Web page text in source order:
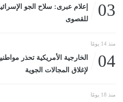
03
إعلام عبرى: سلاح الجو
للقصوى
منذ 14 يومًا
04
الخارجية الأمريكية تحذر
لإغلاق المجالات الجوية
منذ 18 يومًا